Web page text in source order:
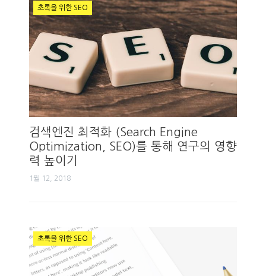
초록을 위한 SEO
검색엔진 최적화 (Search Engine
Optimization, SEO)를 통해 연구의 영향
력 높이기
1월 12, 2018
초록을 위한 SEO